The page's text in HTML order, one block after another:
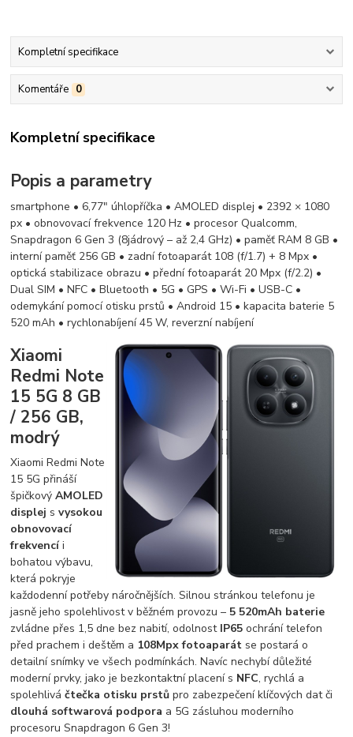
Kompletní specifikace
Komentáře 0
Kompletní specifikace
Popis a parametry
smartphone • 6,77" úhlopříčka • AMOLED displej • 2392 × 1080
px • obnovovací frekvence 120 Hz • procesor Qualcomm,
Snapdragon 6 Gen 3 (8jádrový – až 2,4 GHz) • paměť RAM 8 GB •
interní paměť 256 GB • zadní fotoaparát 108 (f/1.7) + 8 Mpx •
optická stabilizace obrazu • přední fotoaparát 20 Mpx (f/2.2) •
Dual SIM • NFC • Bluetooth • 5G • GPS • Wi-Fi • USB-C •
odemykání pomocí otisku prstů • Android 15 • kapacita baterie 5
520 mAh • rychlonabíjení 45 W, reverzní nabíjení
Xiaomi
Redmi Note
15 5G 8 GB
/ 256 GB,
modrý
Xiaomi Redmi Note
15 5G přináší
špičkovýAMOLED
displej svysokou
obnovovací
frekvencíi
bohatou výbavu,
která pokryje
každodenní potřeby náročnějších. Silnou stránkou telefonu je
jasně jeho spolehlivost v běžném provozu – 5 520mAh baterie
zvládne přes 1,5 dne bez nabití, odolnost IP65 ochrání telefon
před prachem i deštěm a 108Mpx fotoaparát se postará o
detailní snímky ve všech podmínkách. Navíc nechybí důležité
moderní prvky, jako je bezkontaktní placení s NFC, rychlá a
spolehliváčtečka otisku prstů pro zabezpečení klíčových dat či
dlouhá softwarová podpora a 5G zásluhou moderního
procesoru Snapdragon 6 Gen 3!